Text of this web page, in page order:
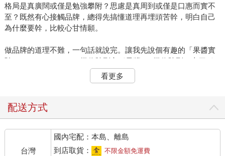
格局是真廣闊或僅是勉強攀附？思慮是真周到或僅是口惠而實不
至？既然有心接觸品牌，總得先搞懂道理再埋頭苦幹，明白自己
為什麼要幹，比較心甘情願。
做品牌的道理不難，一句話就說完。讓我先說個有趣的「果醬實
驗The JamStudy」。A攤位陳列六種果醬，B攤位陳列二十四種
果醬。參與實驗的人只有百分之四十被A攤位寥寥可數果醬吸引去
試吃，而被B攤位琳瑯滿目果醬吸引試吃的人有百分之六十。人性
三。但試吃後購買A攤位果醬的人卻高達百分之三十。足足十倍，
碾壓啊！果醬選擇多卻反遭碾壓的原因出自：選擇困難導致決策
癱瘓（Decision Paralysis）。
看更多
配送方式
台灣
國內宅配：本島、離島
到店取貨：
不限金額免運費